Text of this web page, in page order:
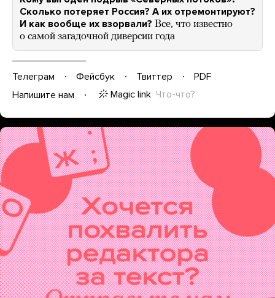
Сколько потеряет Россия? А их отремонтируют?
И как вообще их взорвали? Все, что известно
о самой загадочной диверсии года
Телеграм Фейсбук Твиттер
PDF
Напишите нам
Magic link Что-что?